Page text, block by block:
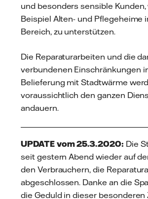
und besonders sensible Kunden,
Beispiel Alten- und Pflegeheime
Bereich, zu unterstützen.
Die Reparaturarbeiten und die
verbundenen Einschränkungen
Belieferung mit Stadtwärme
voraussichtlich den ganzen
andauern.
UPDATE vom 25.3.2020: Die
seit gestern Abend wieder auf
den Verbrauchern, die
abgeschlossen. Danke an die
die Geduld in dieser besonderen